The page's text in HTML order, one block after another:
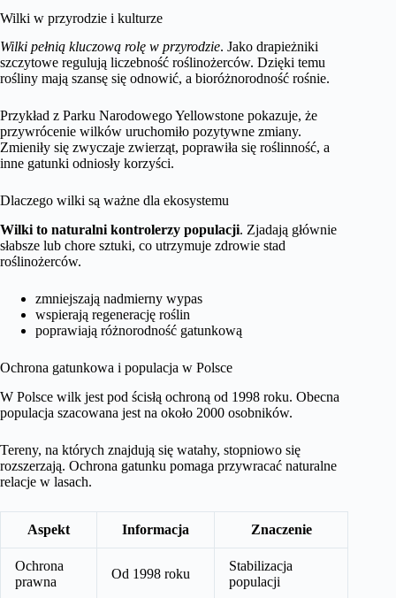
Wilki w przyrodzie i kulturze
Wilki pełnią kluczową rolę w przyrodzie. Jako drapieżniki
szczytowe regulują liczebność roślinożerców. Dzięki temu
rośliny mają szansę się odnowić, a bioróżnorodność rośnie.
Przykład z Parku Narodowego Yellowstone pokazuje, że
przywrócenie wilków uruchomiło pozytywne zmiany.
Zmieniły się zwyczaje zwierząt, poprawiła się roślinność, a
inne gatunki odniosły korzyści.
Dlaczego wilki są ważne dla ekosystemu
Wilki to naturalni kontrolerzy populacji. Zjadają głównie
słabsze lub chore sztuki, co utrzymuje zdrowie stad
roślinożerców.
zmniejszają nadmierny wypas
wspierają regenerację roślin
poprawiają różnorodność gatunkową
Ochrona gatunkowa i populacja w Polsce
W Polsce wilk jest pod ścisłą ochroną od 1998 roku. Obecna
populacja szacowana jest na około 2000 osobników.
Tereny, na których znajdują się watahy, stopniowo się
rozszerzają. Ochrona gatunku pomaga przywracać naturalne
relacje w lasach.
Aspekt Informacja Znaczenie
Ochrona
prawna
Od 1998 roku
Stabilizacja
populacji